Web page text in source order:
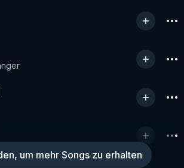
um mehr Songs zu erhalten